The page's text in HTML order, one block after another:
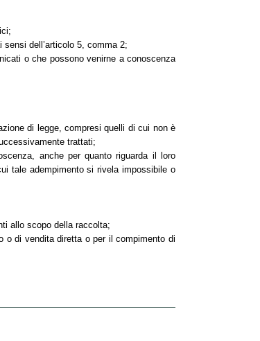
dell’articolo 5, comma 2;
o che possono venirne a conoscenza
di legge, compresi quelli di cui non è
trattati;
anche per quanto riguarda il loro
tale adempimento si rivela impossibile o
allo scopo della raccolta;
o di vendita diretta o per il compimento di